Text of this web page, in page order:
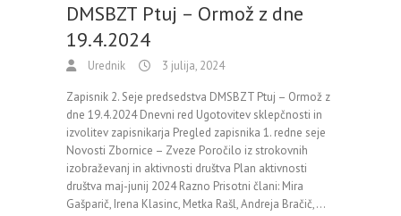
DMSBZT Ptuj – Ormož z dne
19.4.2024
Urednik 3 julija, 2024
Zapisnik 2. Seje predsedstva DMSBZT Ptuj – Ormož z
dne 19.4.2024 Dnevni red Ugotovitev sklepčnosti in
izvolitev zapisnikarja Pregled zapisnika 1. redne seje
Novosti Zbornice – Zveze Poročilo iz strokovnih
izobraževanj in aktivnosti društva Plan aktivnosti
društva maj-junij 2024 Razno Prisotni člani: Mira
Gašparič, Irena Klasinc, Metka Rašl, Andreja Bračič,…